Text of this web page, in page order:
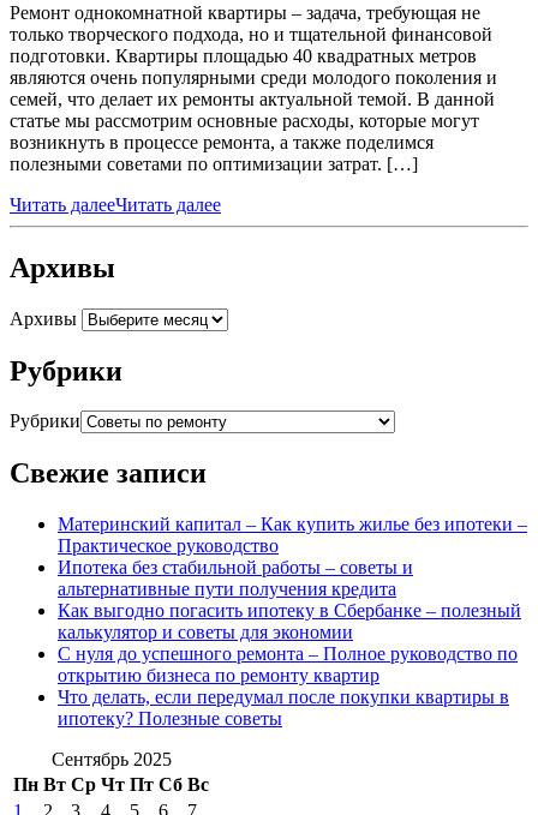
Ремонт однокомнатной квартиры – задача, требующая не
только творческого подхода, но и тщательной финансовой
подготовки. Квартиры площадью 40 квадратных метров
являются очень популярными среди молодого поколения и
семей, что делает их ремонты актуальной темой. В данной
статье мы рассмотрим основные расходы, которые могут
возникнуть в процессе ремонта, а также поделимся
полезными советами по оптимизации затрат. […]
Читать далееЧитать далее
Архивы
Архивы
Рубрики
Рубрики
Свежие записи
Материнский капитал – Как купить жилье без ипотеки –
Практическое руководство
Ипотека без стабильной работы – советы и
альтернативные пути получения кредита
Как выгодно погасить ипотеку в Сбербанке – полезный
калькулятор и советы для экономии
С нуля до успешного ремонта – Полное руководство по
открытию бизнеса по ремонту квартир
Что делать, если передумал после покупки квартиры в
ипотеку? Полезные советы
Сентябрь 2025
Пн Вт Ср Чт Пт Сб Вс